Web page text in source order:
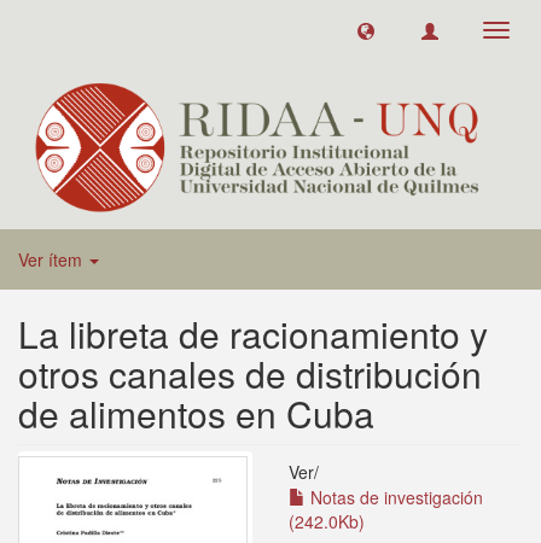
Ver ítem
La libreta de racionamiento y
otros canales de distribución
de alimentos en Cuba
Ver/
Notas de investigación
(242.0Kb)